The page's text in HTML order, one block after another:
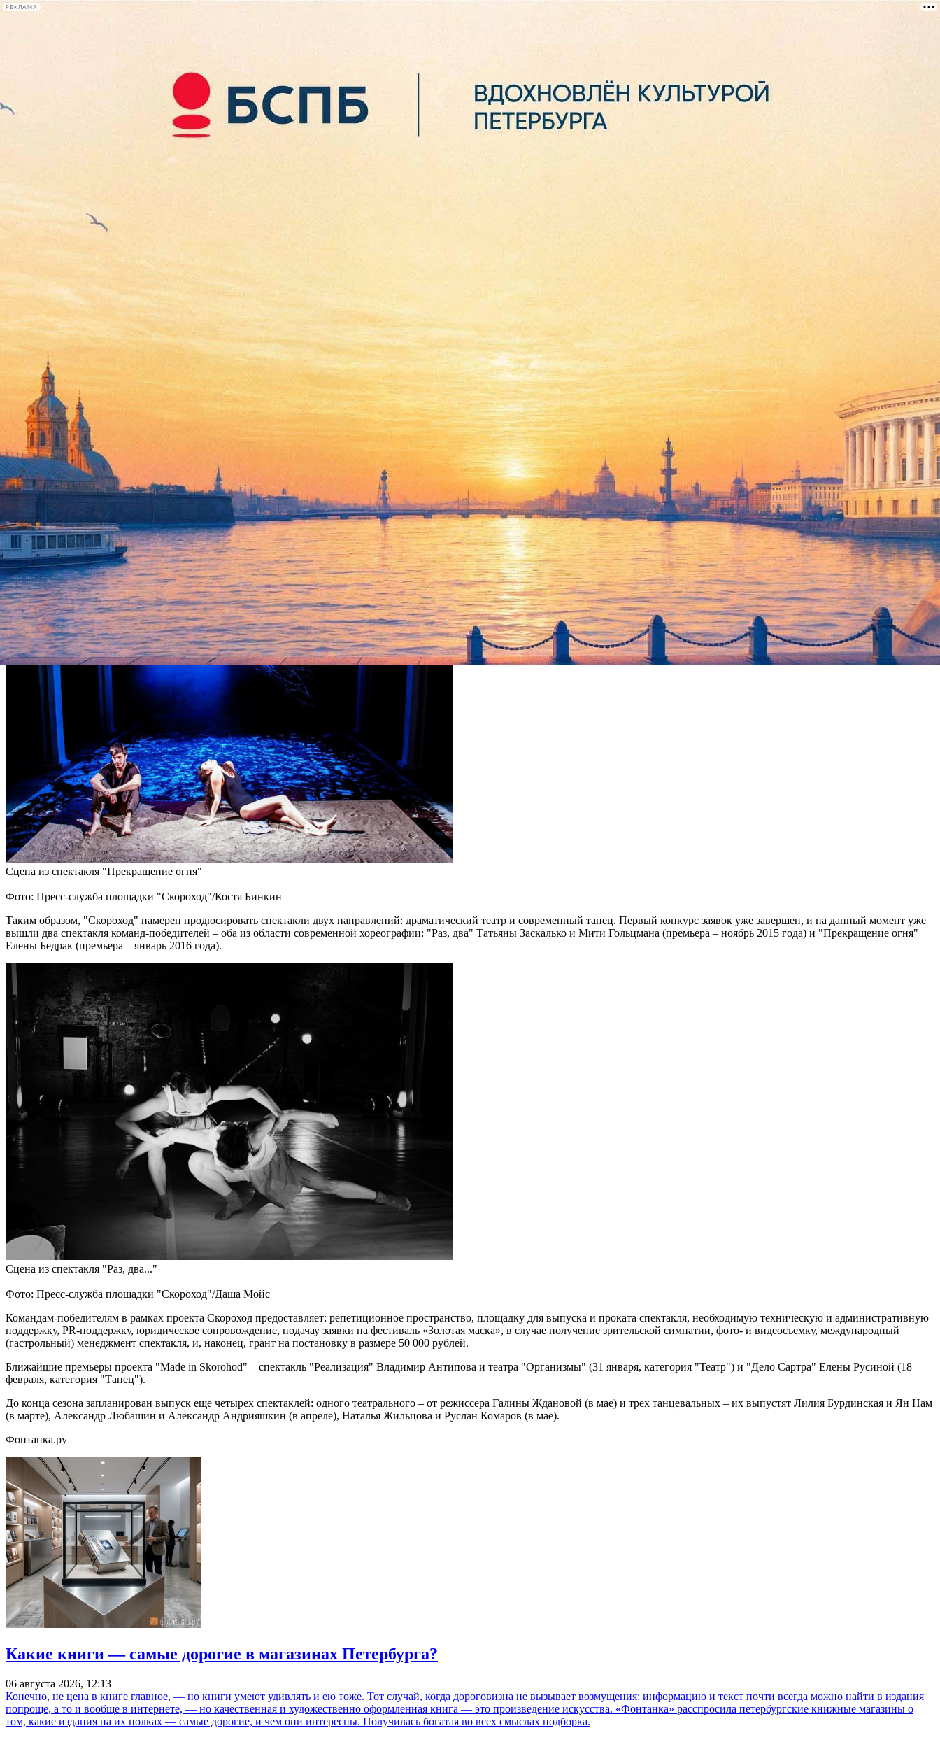
РЕКЛАМА
лекции
книги
Арт-площадка "Скороход" превращается в продюсера
19 января 2016,
В текущем сезоне площадка "Скороход", работавшая до сих пор в формате открытой сцены, меняет формат деятельности – превращается в платформу для создания спектаклей.
Продюсерский проект площадки "Скороход", выступащего в роли «продакшн-хауза», получил название «Made in Skorohod».
- Мы считаем, что сейчас в городе больше нет потребности прокатывать уже существующие спектакли, или она стала меньше. Зато потребность в новом и свежем качественном материале есть,
и она огромна. Вместе мы будем создавать новый театр и новый танец. Это то, о чем мы мечтали с момента основания Скорохода, – говорит идейный вдохновитель проекта Татьяна
Прияткина-Вайнштейн.
Сцена из спектакля "Прекращение огня"
Фото: Пресс-служба площадки "Скороход"/Костя Бинкин
Таким образом, "Скороход" намерен продюсировать спектакли двух направлений: драматический театр и современный танец. Первый конкурс заявок уже завершен, и на данный момент уже
вышли два спектакля команд-победителей – оба из области современной хореографии: "Раз, два" Татьяны Заскалько и Мити Гольцмана (премьера – ноябрь 2015 года) и "Прекращение огня"
Елены Бедрак (премьера – январь 2016 года).
Сцена из спектакля "Раз, два..."
Фото: Пресс-служба площадки "Скороход"/Даша Мойс
Командам-победителям в рамках проекта Скороход предоставляет: репетиционное пространство, площадку для выпуска и проката спектакля, необходимую техническую и административную
поддержку, PR-поддержку, юридическое сопровождение, подачау заявки на фестиваль «Золотая маска», в случае получение зрительской симпатии, фото- и видеосъемку, международный
(гастрольный) менеджмент спектакля, и, наконец, грант на постановку в размере 50 000 рублей.
Ближайшие премьеры проекта "Made in Skorohod" – спектакль "Реализация" Владимир Антипова и театра "Организмы" (31 января, категория "Театр") и "Дело Сартра" Елены Русиной (18
февраля, категория "Танец").
До конца сезона запланирован выпуск еще четырех спектаклей: одного театрального – от режиссера Галины Ждановой (в мае) и трех танцевальных – их выпустят Лилия Бурдинская и Ян Нам
(в марте), Александр Любашин и Александр Андрияшкин (в апреле), Наталья Жильцова и Руслан Комаров (в мае).
Фонтанка.ру
Какие книги — самые дорогие в магазинах Петербурга?
06 августа 2026, 12:13
Конечно, не цена в книге главное, — но книги умеют удивлять и ею тоже. Тот случай, когда дороговизна не вызывает возмущения: информацию и текст почти всегда можно найти в издания
попроще, а то и вообще в интернете, — но качественная и художественно оформленная книга — это произведение искусства. «Фонтанка» расспросила петербургские книжные магазины о
том, какие издания на их полках — самые дорогие, и чем они интересны. Получилась богатая во всех смыслах подборка.